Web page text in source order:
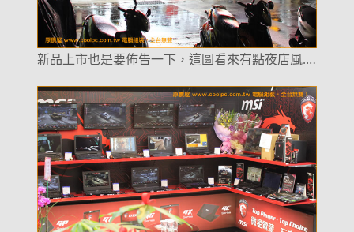
新品上市也是要佈告一下，這圖看來有點夜店風….